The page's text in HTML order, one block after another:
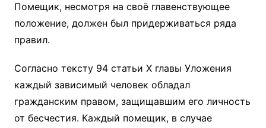
Помещик, несмотря на своё главенствующее
положение, должен был придерживаться ряда
правил.
Согласно тексту 94 статьи X главы Уложения
каждый зависимый человек обладал
гражданским правом, защищавшим его личность
от бесчестия. Каждый помещик, в случае